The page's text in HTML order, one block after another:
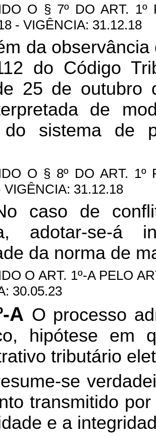
O § 7º DO ART.
- VIGÊNCIA: 31.12.18
da
do Código
25 de outubro
de
do sistema de
O § 8º DO ART. 1º
VIGÊNCIA: 31.12.18
caso de
adotar-se-á
da norma de
O ART. 1º-A PELO
30.05.23
A O processo
hipótese em
tributário
se
transmitido
e a